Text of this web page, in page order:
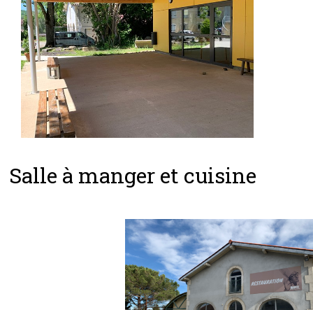
Salle à manger et cuisine